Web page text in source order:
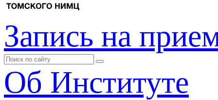
Запись на
Об Институте